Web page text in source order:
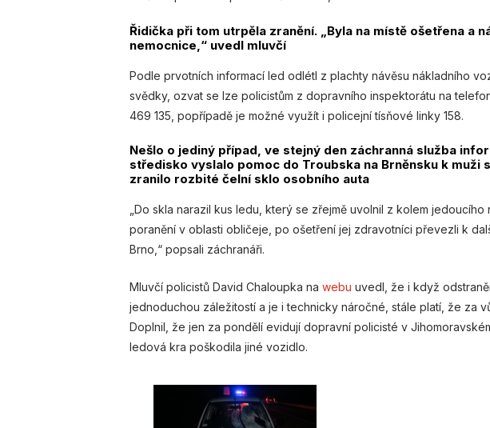
Řidička při tom utrpěla zranění. „Byla na místě ošetřena a
nemocnice,“ uvedl mluvčí
Podle prvotních informací led odlétl z plachty návěsu nákladního
svědky, ozvat se lze policistům z dopravního inspektorátu na
469 135, popřípadě je možné využít i policejní tísňové linky 158.
Nešlo o jediný případ, ve stejný den záchranná služba
středisko vyslalo pomoc do Troubska na Brněnsku k muži
zranilo rozbité čelní sklo osobního auta
„Do skla narazil kus ledu, který se zřejmě uvolnil z kolem
poranění v oblasti obličeje, po ošetření jej zdravotníci převezli k
Brno,“ popsali záchranáři.
Mluvčí policistů David Chaloupka na webu uvedl, že i když
jednoduchou záležitostí a je i technicky náročné, stále platí, že za
Doplnil, že jen za pondělí evidují dopravní policisté v
ledová kra poškodila jiné vozidlo.